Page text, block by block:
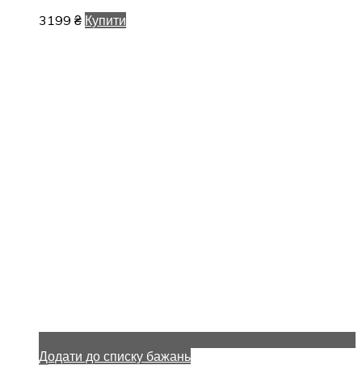
3199 ₴ Купити
Додати до списку бажань